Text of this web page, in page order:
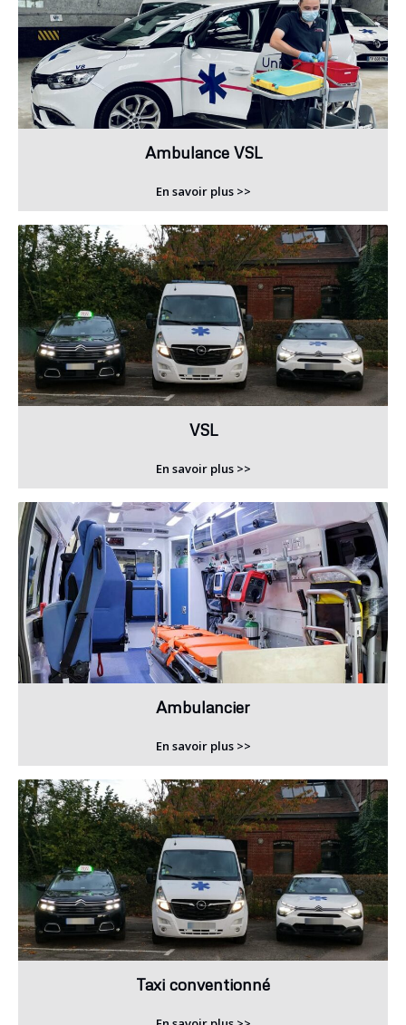
Ambulance VSL
En savoir plus >>
VSL
En savoir plus >>
Ambulancier
En savoir plus >>
Taxi conventionné